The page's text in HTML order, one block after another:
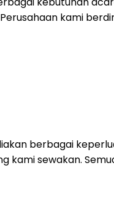
kami
berbagai
kami sewakan.